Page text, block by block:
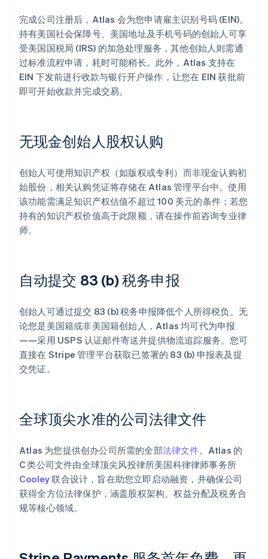
完成公司注册后，Atlas 会为您申请雇主识别号码 (EIN)。
持有美国社会保障号、美国地址及手机号码的创始人可享
受美国国税局 (IRS) 的加急处理服务，其他创始人则需通
过标准流程申请，耗时可能稍长。此外，Atlas 支持在
EIN 下发前进行收款与银行开户操作，让您在 EIN 获批前
即可开始收款并完成交易。
无现金创始人股权认购
创始人可使用知识产权（如版权或专利）而非现金认购初
始股份，相关认购凭证将存储在 Atlas 管理平台中。使用
该功能需满足知识产权估值不超过 100 美元的条件；若您
持有的知识产权价值高于此限额，请在操作前咨询专业律
师。
自动提交 83 (b) 税务申报
创始人可通过提交 83 (b) 税务申报降低个人所得税负。无
论您是美国籍或非美国籍创始人，Atlas 均可代为申报
——采用 USPS 认证邮件寄送并提供物流追踪服务。您可
直接在 Stripe 管理平台获取已签署的 83 (b) 申报表及提
交凭证。
全球顶尖水准的公司法律文件
Atlas 为您提供创办公司所需的全部法律文件。Atlas 的
C 类公司文件由全球顶尖风投律所美国科律律师事务所
Cooley联合设计，旨在助您立即启动融资，并确保公司
获得全方位法律保护，涵盖股权架构、权益分配及税务合
规等核心领域。